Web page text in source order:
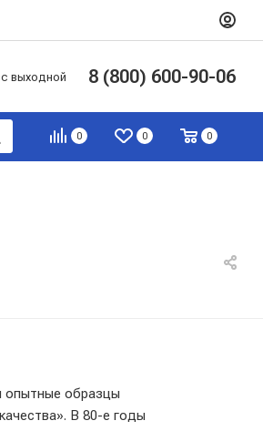
выходной 8 (800) 600-90-06
0 0 0
опытные образцы
В 80-е годы